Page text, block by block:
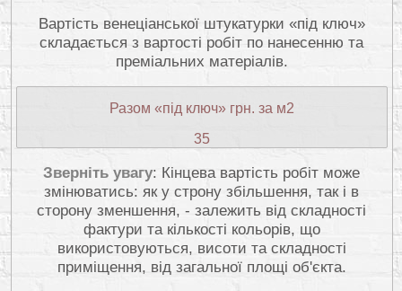
Вартість венеціанської штукатурки «під ключ»
складається з вартості робіт по нанесенню та
преміальних матеріалів.
Разом «під ключ» грн. за м2
35
Зверніть увагу: Кінцева вартість робіт може
змінюватись: як у строну збільшення, так і в
сторону зменшення, - залежить від складності
фактури та кількості кольорів, що
використовуються, висоти та складності
приміщення, від загальної площі об'єкта.